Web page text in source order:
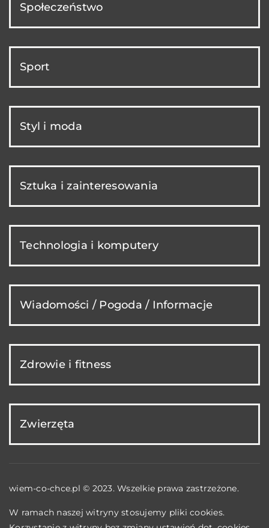
Społeczeństwo
Sport
Styl i moda
Sztuka i zainteresowania
Technologia i komputery
Wiadomości / Pogoda / Informacje
Zdrowie i fitness
Zwierzęta
wiem-co-chce.pl © 2023. Wszelkie prawa zastrzeżone.
W ramach naszej witryny stosujemy pliki cookies.